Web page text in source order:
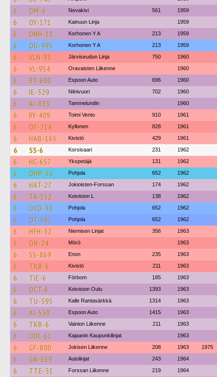
6 OM-6 Nevakivi 561 1959
6 OY-171 Kainuun Linja 1959
6 ONH-11 Korhonen Y A 213 1959
6 OU-995 Korhonen Y A 213 1959
6 VLN-93 Järviseudun Linja 750 1960
6 VL-954 Oravaisten Liikenne 1960
6 BY-600 Espoon Auto 696 1960
6 IE-329 Niinivuori 702 1960
6 AI-833 Tammelundin 1960
6 RY-409 Toimi Vento 910 1961
6 OF-214 Kyllonen 828 1961
6 HAB-165 Kivistö 429 1961
6 SS-6 Korsisaari 231 1962
6 HC-657 Ykspetäjä 131 1962
6 OHP-52 Pohjola 652 1962
6 HAT-27 Jokioisten-Forssan 174 1962
6 TA-152 Koiviston L 138 1962
6 OCD-30 Pohjola 652 1962
6 OT-597 Pohjola 652 1962
6 HFH-32 Niemisen Linjat 356 1963
6 ON-24 Mörö 1963
6 SS-869 Enon 235 1963
6 TKB-6 Kivistö 211 1963
6 TIE-6 Förbom 185 1963
6 OCT-6 Koiviston Oulu 1393 1963
6 TU-595 Kalle Rantasärkkä 1314 1963
6 AI-550 Espoon Auto 1415 1963
6 TKB-6 Vainion Liikenne 211 1963
6 ODL-61 Kajaanin Kaupunkilinjat 1963
6 GF-800 Jokisen Liikenne 208 1963 1975
6 GN-659 Autolinjat 243 1964
6 TTE-51 Forssan Liikenne 219 1964